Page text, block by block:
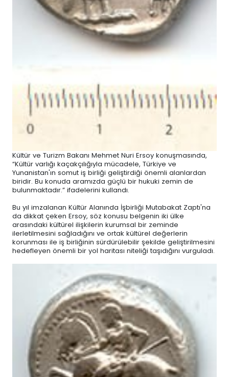
Kültür ve Turizm Bakanı Mehmet Nuri Ersoy konuşmasında,
“Kültür varlığı kaçakçılığıyla mücadele, Türkiye ve
Yunanistan'ın somut iş birliği geliştirdiği önemli alanlardan
biridir. Bu konuda aramızda güçlü bir hukuki zemin de
bulunmaktadır.” ifadelerini kullandı.
Bu yıl imzalanan Kültür Alanında İşbirliği Mutabakat Zaptı'na
da dikkat çeken Ersoy, söz konusu belgenin iki ülke
arasındaki kültürel ilişkilerin kurumsal bir zeminde
ilerletilmesini sağladığını ve ortak kültürel değerlerin
korunması ile iş birliğinin sürdürülebilir şekilde geliştirilmesini
hedefleyen önemli bir yol haritası niteliği taşıdığını vurguladı.